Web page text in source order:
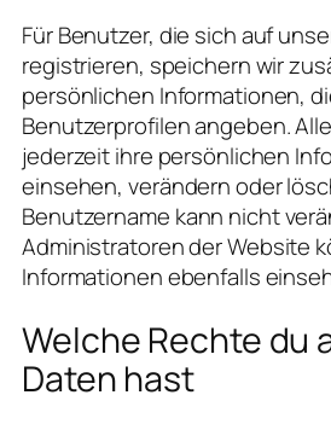
Für Benutzer, die sich auf
registrieren, speichern wir
persönlichen Informationen,
Benutzerprofilen angeben.
jederzeit ihre persönlichen
einsehen, verändern oder
Benutzername kann nicht
Administratoren der Website
Informationen ebenfalls
Welche Rechte du
Daten hast